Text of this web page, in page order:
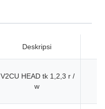
Deskripsi
V2CU HEAD tk 1,2,3 r /
w